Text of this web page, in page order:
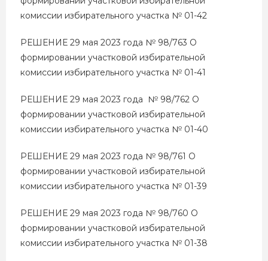
комиссии избирательного участка № 01-42
РЕШЕНИЕ 29 мая 2023 года № 98/763 О
формировании участковой избирательной
комиссии избирательного участка № 01-41
РЕШЕНИЕ 29 мая 2023 года № 98/762 О
формировании участковой избирательной
комиссии избирательного участка № 01-40
РЕШЕНИЕ 29 мая 2023 года № 98/761 О
формировании участковой избирательной
комиссии избирательного участка № 01-39
РЕШЕНИЕ 29 мая 2023 года № 98/760 О
формировании участковой избирательной
комиссии избирательного участка № 01-38